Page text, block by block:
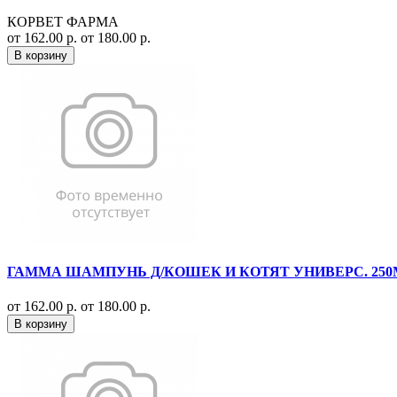
КОРВЕТ ФАРМА
от 162.00 р. от 180.00 р.
В корзину
ГАММА ШАМПУНЬ Д/КОШЕК И КОТЯТ УНИВЕРС.
от 162.00 р. от 180.00 р.
В корзину